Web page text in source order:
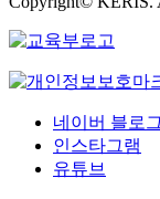
네이버 블로그
인스타그램
유튜브